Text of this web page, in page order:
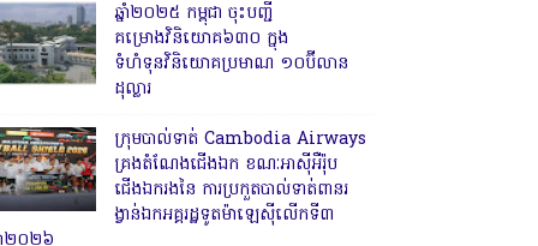
ឆ្នាំ២០២៥ កម្ពុជា ចុះបញ្ជី
គម្រោងវិនិយោគ៦៣០ ក្នុង
ទំហំទុនវិនិយោគប្រមាណ ១០ប៊ីលាន
ដុល្លារ
ក្រុមបាល់ទាត់ Cambodia Airways
គ្រងតំណែងជើងឯក ខណៈអាស៊ីអឺរ៉ុប
ជើងឯករងនៃ ការប្រកួតបាល់ទាត់ពានរ
ង្វាន់ឯកអគ្គរដ្ឋទូតម៉ាឡេស៊ីលើកទី៣
ាំ២០២៦